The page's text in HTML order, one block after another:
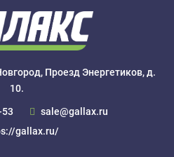
Проезд Энергетиков, д.
10.
sale@gallax.ru
gallax.ru/